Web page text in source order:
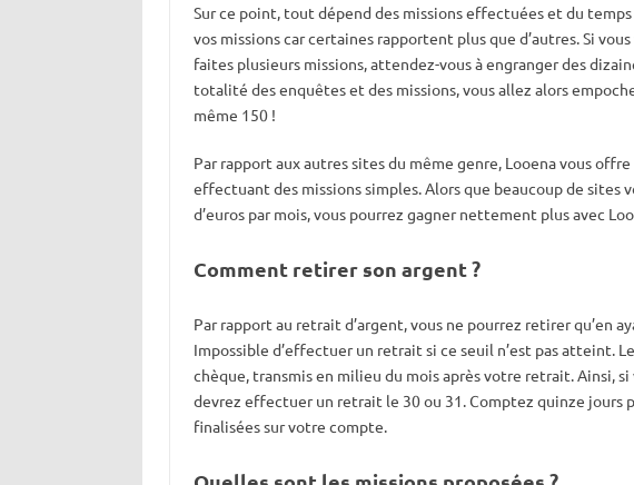
Sur ce point, tout dépend des missions effectuées et du
vos missions car certaines rapportent plus que d’autres. Si
faites plusieurs missions, attendez-vous à engranger des
totalité des enquêtes et des missions, vous allez alors
même 150 !
Par rapport aux autres sites du même genre, Looena vous
effectuant des missions simples. Alors que beaucoup de
d’euros par mois, vous pourrez gagner nettement plus avec
Comment retirer son argent ?
Par rapport au retrait d’argent, vous ne pourrez retirer qu’en
Impossible d’effectuer un retrait si ce seuil n’est pas atteint.
chèque, transmis en milieu du mois après votre retrait. Ainsi,
devrez effectuer un retrait le 30 ou 31. Comptez quinze jours
finalisées sur votre compte.